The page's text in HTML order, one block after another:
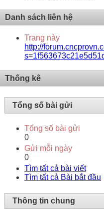
Danh sách liên hệ
Trang này
http://
Thống kê
Tổng số bài gửi
Tổng số bài gửi
0
Gửi mỗi ngày
0
Tìm tất cả bài viết
Tìm tất cả Bài bắt đầu
Thông tin chung